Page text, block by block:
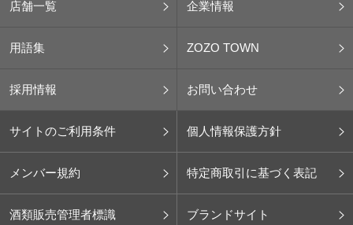
店舗一覧 企業情報
用語集 ZOZO TOWN
採用情報 お問い合わせ
サイトのご利用条件 個人情報保護方針
メンバー規約 特定商取引に基づく表記
酒類販売管理者標識 ブランドサイト